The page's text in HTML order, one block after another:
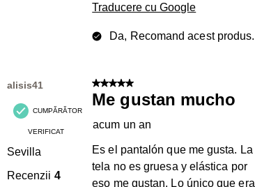
Traducere cu Google
Da, Recomand acest produs.
alisis41
CUMPĂRĂTOR
VERIFICAT
Sevilla
Recenzii 4
5 din 5 stele.
Me gustan mucho
acum un an
Es el pantalón que me gusta. La
tela no es gruesa y elástica por
eso me gustan. Lo único que era